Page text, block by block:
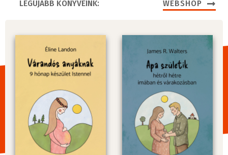
LEGÚJABB KÖNYVEINK: WEBSHOP